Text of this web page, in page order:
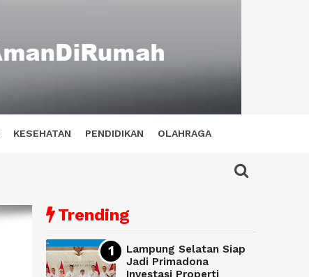
KESEHATAN PENDIDIKAN OLAHRAGA
Trending
Lampung Selatan Siap
Jadi Primadona
Investasi Properti